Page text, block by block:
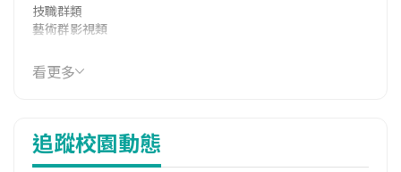
技職群類
藝術群影視類
114年學費
39,658 元/學期
11,320 元/學期
看更多
追蹤校園動態